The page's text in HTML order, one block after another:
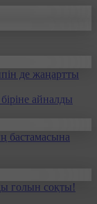
де жаңартты
айналды
бастамасына
голын соқты!